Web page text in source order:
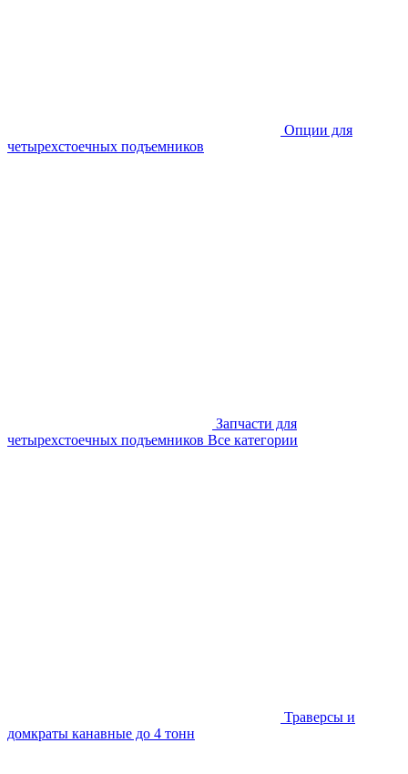
Опции для
четырехстоечных подъемников
Запчасти для
четырехстоечных подъемников Все категории
Траверсы и
домкраты канавные до 4 тонн